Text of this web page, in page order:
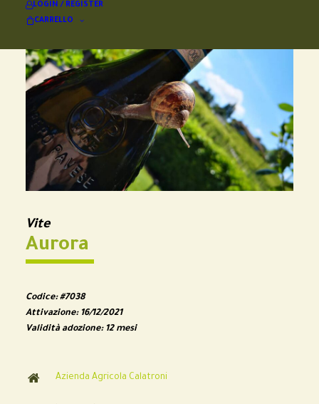
LOGIN / REGISTER
CARRELLO
Vite
Aurora
Codice:#7038
Attivazione:16/12/2021
Validità adozione:12 mesi
Azienda Agricola Calatroni